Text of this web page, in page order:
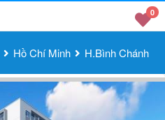
0
Hồ Chí Minh H.Bình Chánh